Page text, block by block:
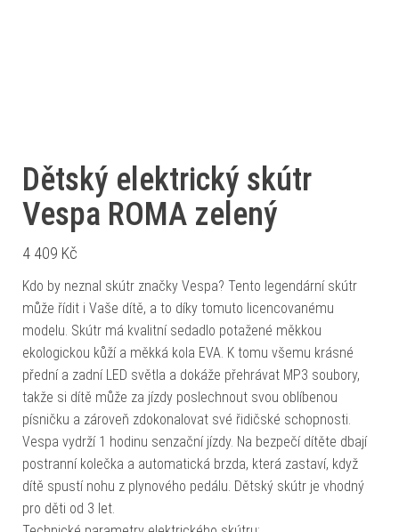
Dětský elektrický skútr
Vespa ROMA zelený
4 409 Kč
Kdo by neznal skútr značky Vespa? Tento legendární skútr
může řídit i Vaše dítě, a to díky tomuto licencovanému
modelu. Skútr má kvalitní sedadlo potažené měkkou
ekologickou kůží a měkká kola EVA. K tomu všemu krásné
přední a zadní LED světla a dokáže přehrávat MP3 soubory,
takže si dítě může za jízdy poslechnout svou oblíbenou
písničku a zároveň zdokonalovat své řidičské schopnosti.
Vespa vydrží 1 hodinu senzační jízdy. Na bezpečí dítěte dbají
postranní kolečka a automatická brzda, která zastaví, když
dítě spustí nohu z plynového pedálu. Dětský skútr je vhodný
pro děti od 3 let.